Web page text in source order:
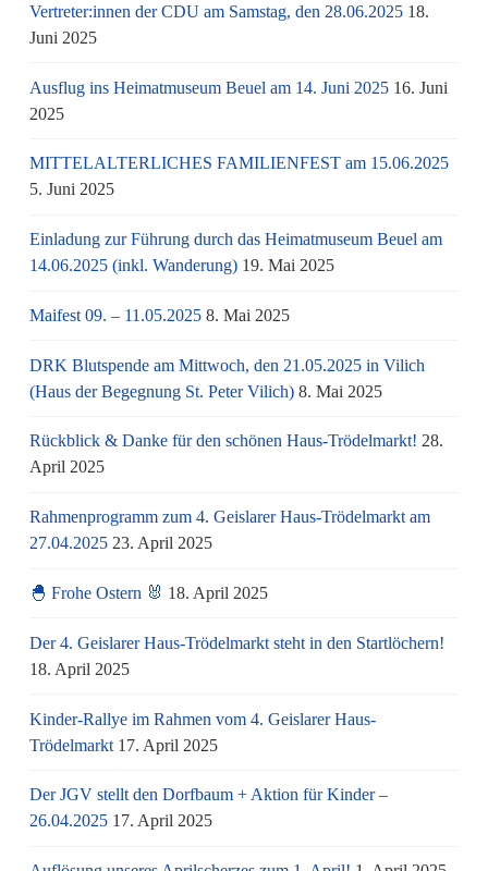
Vertreter:innen der CDU am Samstag, den 28.06.2025 18.
Juni 2025
Ausflug ins Heimatmuseum Beuel am 14. Juni 2025 16. Juni
2025
MITTELALTERLICHES FAMILIENFEST am 15.06.2025
5. Juni 2025
Einladung zur Führung durch das Heimatmuseum Beuel am
14.06.2025 (inkl. Wanderung) 19. Mai 2025
Maifest 09. – 11.05.2025 8. Mai 2025
DRK Blutspende am Mittwoch, den 21.05.2025 in Vilich
(Haus der Begegnung St. Peter Vilich) 8. Mai 2025
Rückblick & Danke für den schönen Haus-Trödelmarkt! 28.
April 2025
Rahmenprogramm zum 4. Geislarer Haus-Trödelmarkt am
27.04.2025 23. April 2025
🐣 Frohe Ostern 🐰 18. April 2025
Der 4. Geislarer Haus-Trödelmarkt steht in den Startlöchern!
18. April 2025
Kinder-Rallye im Rahmen vom 4. Geislarer Haus-
Trödelmarkt 17. April 2025
Der JGV stellt den Dorfbaum + Aktion für Kinder –
26.04.2025 17. April 2025